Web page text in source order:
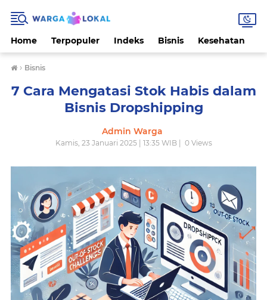
Home Terpopuler Indeks Bisnis Kesehatan
› Bisnis
7 Cara Mengatasi Stok Habis dalam
Bisnis Dropshipping
Admin Warga
Kamis, 23 Januari 2025 | 13:35 WIB | 0Views